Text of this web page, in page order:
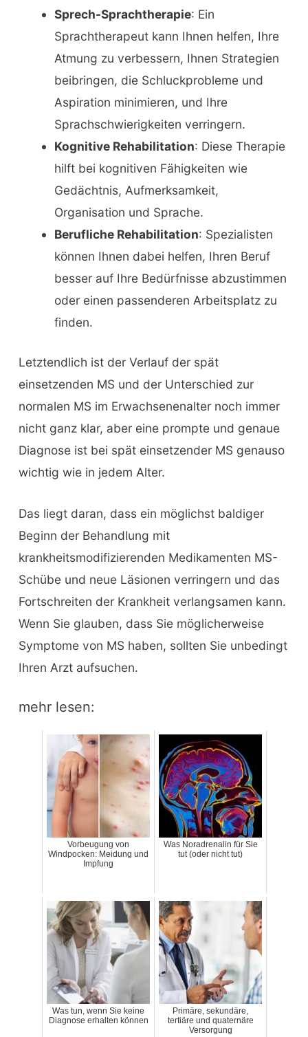
Sprech-Sprachtherapie: Ein
Sprachtherapeut kann Ihnen helfen, Ihre
Atmung zu verbessern, Ihnen Strategien
beibringen, die Schluckprobleme und
Aspiration minimieren, und Ihre
Sprachschwierigkeiten verringern.
Kognitive Rehabilitation: Diese Therapie
hilft bei kognitiven Fähigkeiten wie
Gedächtnis, Aufmerksamkeit,
Organisation und Sprache.
Berufliche Rehabilitation: Spezialisten
können Ihnen dabei helfen, Ihren Beruf
besser auf Ihre Bedürfnisse abzustimmen
oder einen passenderen Arbeitsplatz zu
finden.
Letztendlich ist der Verlauf der spät
einsetzenden MS und der Unterschied zur
normalen MS im Erwachsenenalter noch immer
nicht ganz klar, aber eine prompte und genaue
Diagnose ist bei spät einsetzender MS genauso
wichtig wie in jedem Alter.
Das liegt daran, dass ein möglichst baldiger
Beginn der Behandlung mit
krankheitsmodifizierenden Medikamenten MS-
Schübe und neue Läsionen verringern und das
Fortschreiten der Krankheit verlangsamen kann.
Wenn Sie glauben, dass Sie möglicherweise
Symptome von MS haben, sollten Sie unbedingt
Ihren Arzt aufsuchen.
mehr lesen:
Vorbeugung von
Windpocken: Meidung und
Impfung
Was Noradrenalin für Sie
tut (oder nicht tut)
Was tun, wenn Sie keine
Diagnose erhalten können
Primäre, sekundäre,
tertiäre und quaternäre
Versorgung